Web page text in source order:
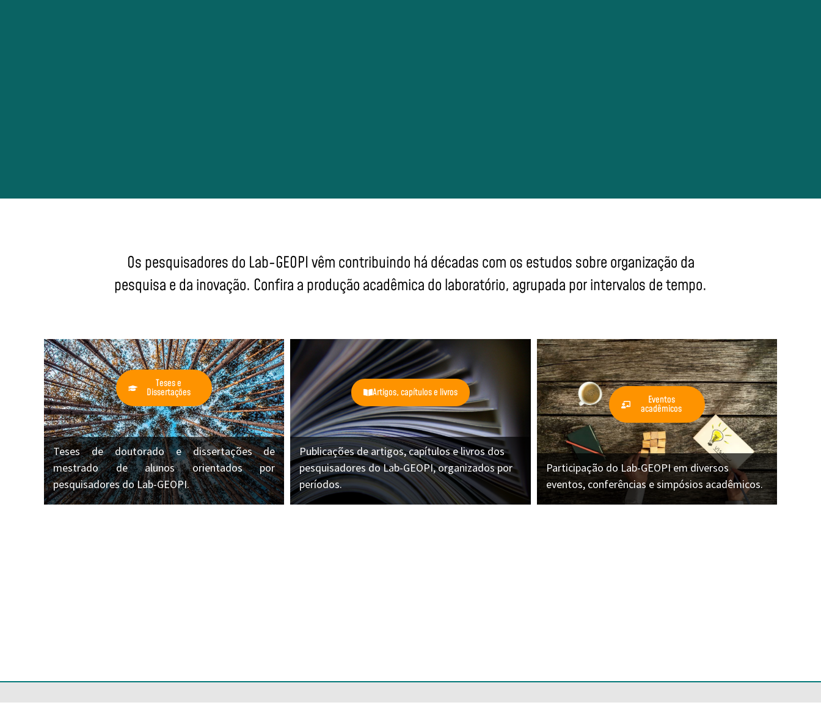
Os pesquisadores do Lab-GEOPI vêm contribuindo há décadas com os estudos sobre organização da
pesquisa e da inovação. Confira a produção acadêmica do laboratório, agrupada por intervalos de tempo.
Teses e
Dissertações
Teses de doutorado e dissertações de
mestrado de alunos orientados por
pesquisadores do Lab-GEOPI.
Artigos, capítulos e livros
Publicações de artigos, capítulos e livros dos
pesquisadores do Lab-GEOPI, organizados por
períodos.
Eventos
acadêmicos
Participação do Lab-GEOPI em diversos
eventos, conferências e simpósios acadêmicos.